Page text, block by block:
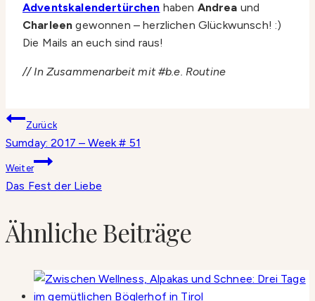
Adventskalendertürchen haben Andrea und
Charleen gewonnen – herzlichen Glückwunsch! :)
Die Mails an euch sind raus!
// In Zusammenarbeit mit #b.e. Routine
Beitragsnavigation
Zurück
Sumday: 2017 – Week # 51
Weiter
Das Fest der Liebe
Ähnliche Beiträge